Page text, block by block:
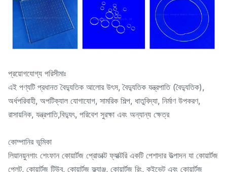
প্রয়োগযোগ্য পরিসীমাঃ
এই পণ্যটি প্রধানত বৈদ্যুতিক আলোর উৎস, বৈদ্যুতিক যন্ত্রপাতি (বৈদ্যুতিক),
অর্ধপরিবাহী, অপটিক্যাল যোগাযোগ, সামরিক শিল্প, ধাতুবিদ্যা, নির্মাণ উপকরণ,
রাসায়নিক, যন্ত্রপাতি,বিদ্যুৎ, পরিবেশ সুরক্ষা এবং অন্যান্য ক্ষেত্র
কোম্পানির ভূমিকা
লিয়ানয়ুনগাং শেংফান কোয়ার্টজ প্রোডাক্ট ফ্যাক্টরি একটি পেশাদার উত্পাদন যা কোয়ার্টজ
প্লেট, কোয়ার্টজ টিউব, কোয়ার্টজ ফ্ল্যাঞ্জ, কোয়ার্টজ রিং, কুইভেট এবং কোয়ার্টজ